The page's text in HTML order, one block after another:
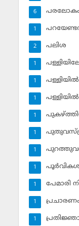
6
1
പലിശ
2
1
1
1
1
1
1
1
പേമാരി
1
1
1